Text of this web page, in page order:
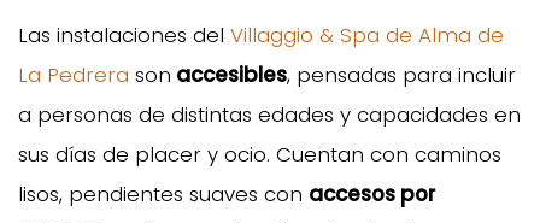
Las instalaciones del Villaggio & Spa de Alma de
La Pedrera son accesibles, pensadas para incluir
a personas de distintas edades y capacidades en
sus días de placer y ocio. Cuentan con caminos
lisos, pendientes suaves con accesos por